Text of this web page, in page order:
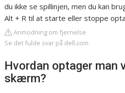
du ikke se spillinjen, men du kan
Alt + R til at starte eller stoppe
Anmodning om fjernelse
Se det fulde svar på dell.com
Hvordan optager man
skærm?